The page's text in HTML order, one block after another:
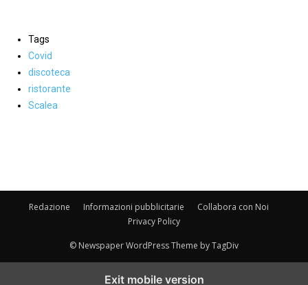
Tags
Covid
discoteca
ristorante
Scalea
Redazione Informazioni pubblicitarie
Collabora con Noi
Privacy Policy
© Newspaper WordPress Theme by TagDiv
Exit mobile version